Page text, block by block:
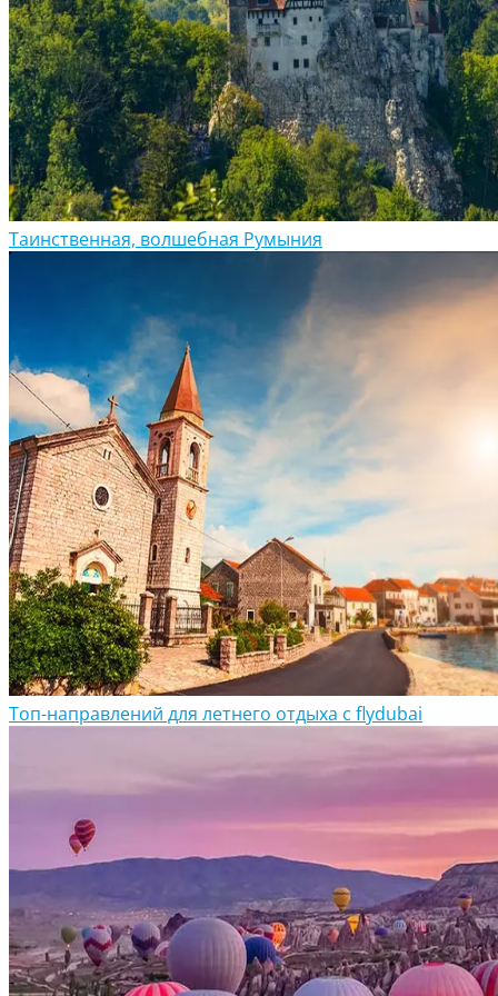
Таинственная, волшебная Румыния
Топ-направлений для летнего отдыха с flydubai